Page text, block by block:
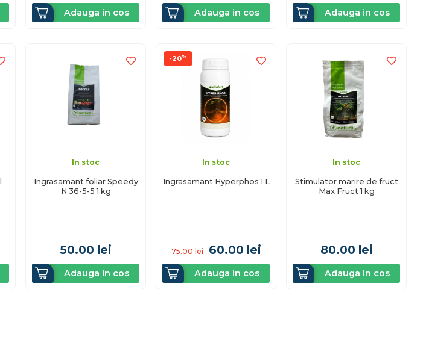
Adauga in cos Adauga in cos Adauga in cos
In stoc
Ingrasamant foliar Speedy
N 36-5-5 1 kg
50.00 lei
Adauga in cos
-20%
In stoc
Ingrasamant Hyperphos 1 L
75.00 lei 60.00 lei
Adauga in cos
In stoc
Stimulator marire de fruct
Max Fruct 1 kg
80.00 lei
Adauga in cos